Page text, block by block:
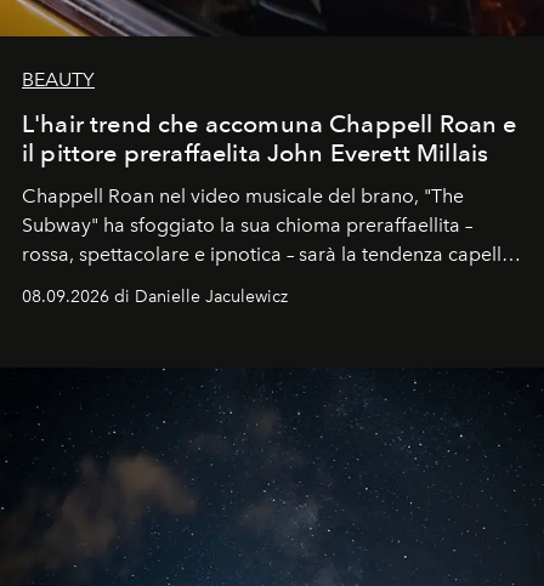
BEAUTY
L'hair trend che accomuna Chappell Roan e
il pittore preraffaelita John Everett Millais
Chappell Roan nel video musicale del brano, "The
Subway" ha sfoggiato la sua chioma preraffaellita –
rossa, spettacolare e ipnotica – sarà la tendenza capelli
dell'autunno?
08.09.2026 di Danielle Jaculewicz